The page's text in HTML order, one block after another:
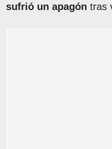
sufrió un apagón tras